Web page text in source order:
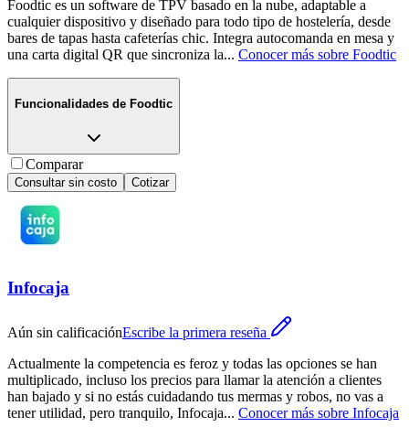
Foodtic es un software de TPV basado en la nube, adaptable a
cualquier dispositivo y diseñado para todo tipo de hostelería, desde
bares de tapas hasta cafeterías chic. Integra autocomanda en mesa y
una carta digital QR que sincroniza la... Conocer más sobre Foodtic
Funcionalidades de Foodtic
Comparar
Consultar sin costo Cotizar
Infocaja
Aún sin calificaciónEscribe la primera reseña
Actualmente la competencia es feroz y todas las opciones se han
multiplicado, incluso los precios para llamar la atención a clientes
han bajado y si no estás cuidadando tus mermas y robos, no vas a
tener utilidad, pero tranquilo, Infocaja... Conocer más sobre Infocaja